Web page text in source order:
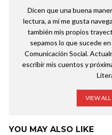
Dicen que una buena
lectura, a mí me gusta
también mis propios
sepamos lo que sucede
Comunicación Social.
escribir mis cuentos y
VIEW ALL
YOU MAY ALSO LIKE